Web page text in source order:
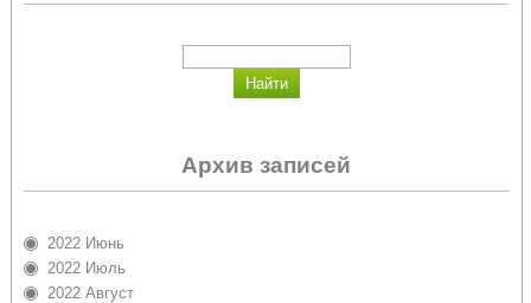
Архив записей
2022 Июнь
2022 Июль
2022 Август